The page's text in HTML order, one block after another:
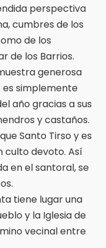
perspectiva
cumbres de los
de los
de los Barrios.
generosa
es simplemente
año gracias a sus
y castaños.
Santo Tirso y es
culto devoto. Así
en el santoral, se
tiene lugar una
y la Iglesia de
vecinal entre